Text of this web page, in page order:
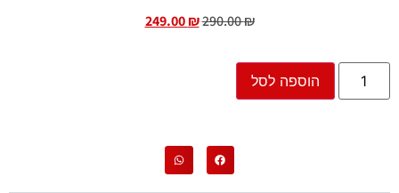
290.00₪
249.00₪
הוספה לסל